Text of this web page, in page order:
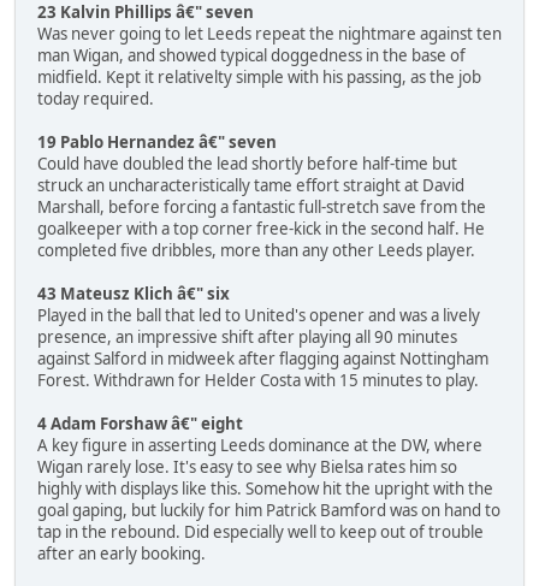
23 Kalvin Phillips â€" seven
Was never going to let Leeds repeat the nightmare against ten
man Wigan, and showed typical doggedness in the base of
midfield. Kept it relativelty simple with his passing, as the job
today required.
19 Pablo Hernandez â€" seven
Could have doubled the lead shortly before half-time but
struck an uncharacteristically tame effort straight at David
Marshall, before forcing a fantastic full-stretch save from the
goalkeeper with a top corner free-kick in the second half. He
completed five dribbles, more than any other Leeds player.
43 Mateusz Klich â€" six
Played in the ball that led to United's opener and was a lively
presence, an impressive shift after playing all 90 minutes
against Salford in midweek after flagging against Nottingham
Forest. Withdrawn for Helder Costa with 15 minutes to play.
4 Adam Forshaw â€" eight
A key figure in asserting Leeds dominance at the DW, where
Wigan rarely lose. It's easy to see why Bielsa rates him so
highly with displays like this. Somehow hit the upright with the
goal gaping, but luckily for him Patrick Bamford was on hand to
tap in the rebound. Did especially well to keep out of trouble
after an early booking.